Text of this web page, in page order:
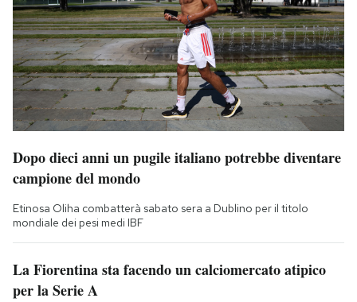
Dopo dieci anni un pugile italiano potrebbe diventare
campione del mondo
Etinosa Oliha combatterà sabato sera a Dublino per il titolo
mondiale dei pesi medi IBF
La Fiorentina sta facendo un calciomercato atipico
per la Serie A